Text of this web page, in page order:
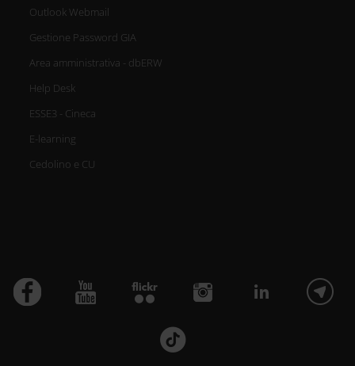
Outlook Webmail
Gestione Password GIA
Area amministrativa - dbERW
Help Desk
ESSE3 - Cineca
E-learning
Cedolino e CU